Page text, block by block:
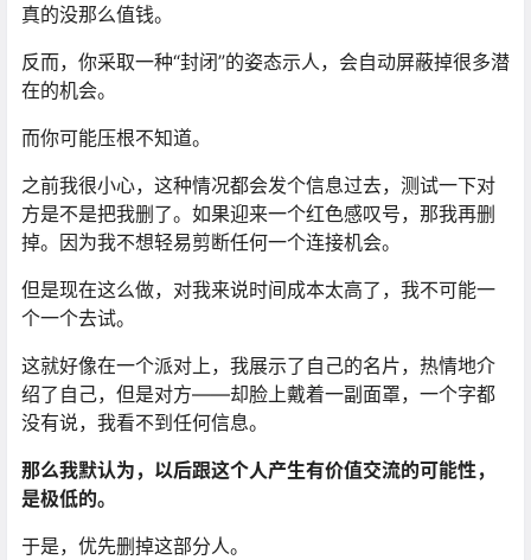
真的没那么值钱。
反而，你采取一种“封闭”的姿态示人，会自动屏蔽掉很多潜
在的机会。
而你可能压根不知道。
之前我很小心，这种情况都会发个信息过去，测试一下对
方是不是把我删了。如果迎来一个红色感叹号，那我再删
掉。因为我不想轻易剪断任何一个连接机会。
但是现在这么做，对我来说时间成本太高了，我不可能一
个一个去试。
这就好像在一个派对上，我展示了自己的名片，热情地介
绍了自己，但是对方——却脸上戴着一副面罩，一个字都
没有说，我看不到任何信息。
那么我默认为，以后跟这个人产生有价值交流的可能性，
是极低的。
于是，优先删掉这部分人。